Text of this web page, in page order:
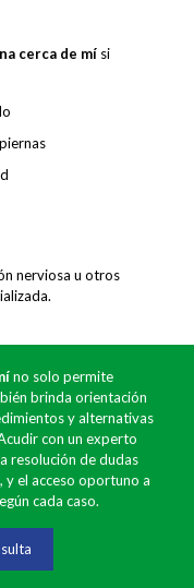
cerca de mí si
nerviosa u otros
no solo permite
brinda orientación
y alternativas
con un experto
resolución de dudas
y el acceso oportuno a
cada caso.